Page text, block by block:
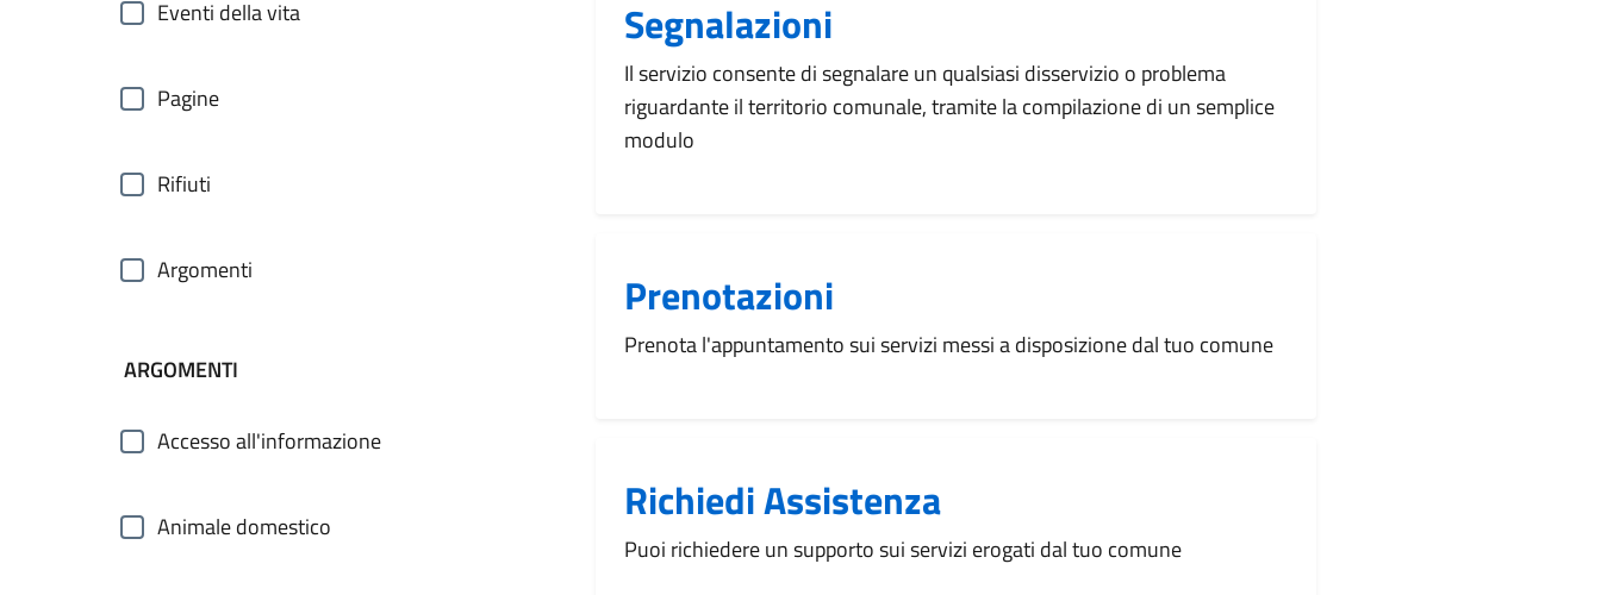
Eventi della vita
Pagine
Rifiuti
Argomenti
ARGOMENTI
Accesso all'informazione
Animale domestico
Segnalazioni
Il servizio consente di segnalare un qualsiasi disservizio o problema
riguardante il territorio comunale, tramite la compilazione di un semplice
modulo
Prenotazioni
Prenota l'appuntamento sui servizi messi a disposizione dal tuo comune
Richiedi Assistenza
Puoi richiedere un supporto sui servizi erogati dal tuo comune